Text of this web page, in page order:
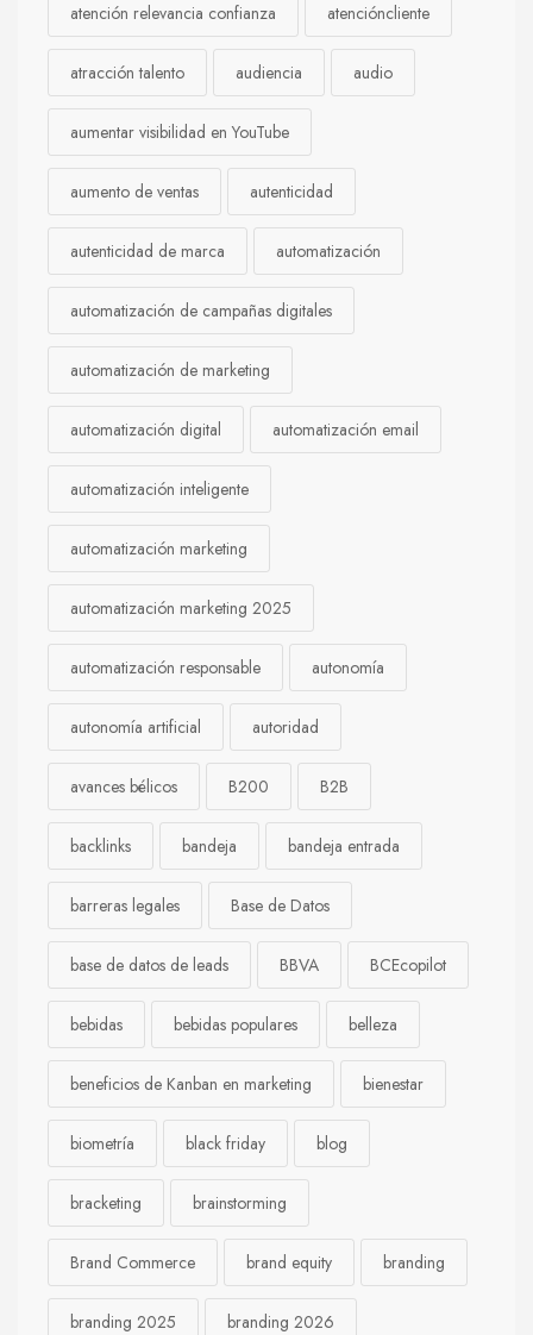
atención relevancia confianza atencióncliente
atracción talento audiencia audio
aumentar visibilidad en YouTube
aumento de ventas autenticidad
autenticidad de marca automatización
automatización de campañas digitales
automatización de marketing
automatización digital automatización email
automatización inteligente
automatización marketing
automatización marketing 2025
automatización responsable autonomía
autonomía artificial autoridad
avances bélicos B200 B2B
backlinks bandeja bandeja entrada
barreras legales Base de Datos
base de datos de leads BBVA BCEcopilot
bebidas bebidas populares belleza
beneficios de Kanban en marketing bienestar
biometría black friday blog
bracketing brainstorming
Brand Commerce brand equity branding
branding 2025 branding 2026